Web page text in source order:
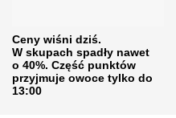
Ceny wiśni dziś.
W skupach spadły nawet
o 40%. Część punktów
przyjmuje owoce tylko do
13:00